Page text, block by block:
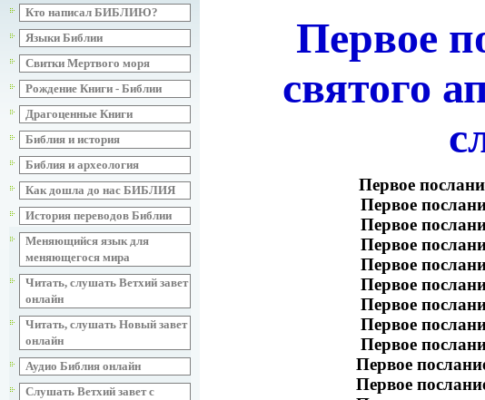
Кто написал БИБЛИЮ?
Языки Библии
Свитки Мертвого моря
Рождение Книги - Библии
Драгоценные Книги
Библия и история
Библия и археология
Как дошла до нас БИБЛИЯ
История переводов Библии
Меняющийся язык для
меняющегося мира
Читать, слушать Ветхий завет
онлайн
Читать, слушать Новый завет
онлайн
Аудио Библия онлайн
Слушать Ветхий завет с
Первое
святого
Первое
Первое
Первое
Первое
Первое
Первое
Первое
Первое
Первое
Первое
Первое